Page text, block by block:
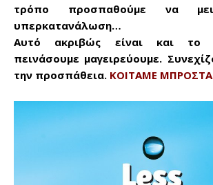
τρόπο προσπαθούμε να
υπερκατανάλωση…
Αυτό ακριβώς είναι και το
πεινάσουμε μαγειρεύουμε.
την προσπάθεια. ΚΟΙΤΑΜΕ